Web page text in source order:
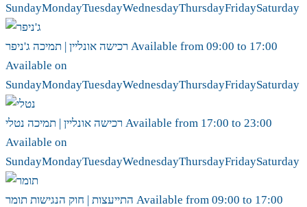
SundayMondayTuesdayWednesdayThursdayFridaySaturday
רכישה אונליין | תמיכה Available from 09:00 to 17:00
Available on
SundayMondayTuesdayWednesdayThursdayFridaySaturday
רכישה אונליין | תמיכה Available from 17:00 to 23:00
Available on
SundayMondayTuesdayWednesdayThursdayFridaySaturday
התייעצות | חוק הנגישות Available from 09:00 to 17:00